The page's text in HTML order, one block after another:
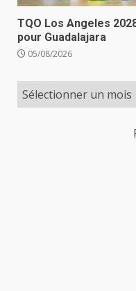
TQO Los Angeles
pour Guadalajara
05/08/2026